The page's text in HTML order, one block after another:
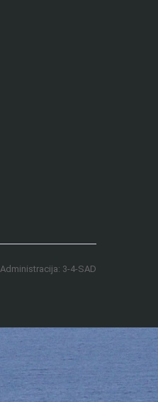
Administracija: 3-4-SAD